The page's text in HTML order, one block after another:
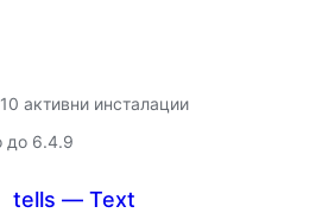
активни инсталации
до 6.4.9
tells — Text